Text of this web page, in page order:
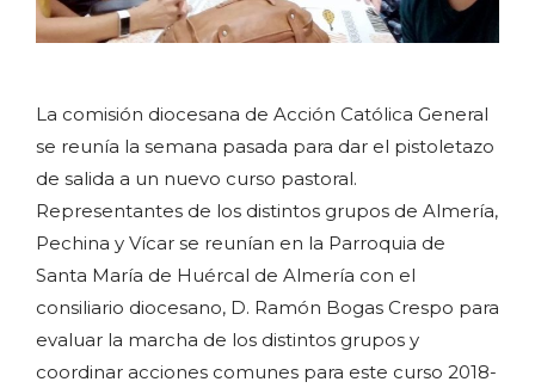
La comisión diocesana de Acción Católica General
se reunía la semana pasada para dar el pistoletazo
de salida a un nuevo curso pastoral.
Representantes de los distintos grupos de Almería,
Pechina y Vícar se reunían en la Parroquia de
Santa María de Huércal de Almería con el
consiliario diocesano, D. Ramón Bogas Crespo para
evaluar la marcha de los distintos grupos y
coordinar acciones comunes para este curso 2018-